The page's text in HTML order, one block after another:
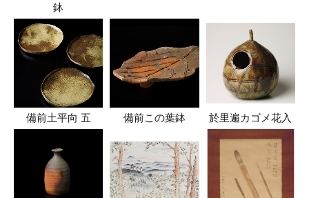
鉢
備前土平向 五 備前この葉鉢 於里遍カゴメ花入